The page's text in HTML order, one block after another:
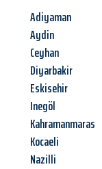
Adiyaman
Aydin
Ceyhan
Diyarbakir
Eskisehir
Inegöl
Kahramanmaras
Kocaeli
Nazilli